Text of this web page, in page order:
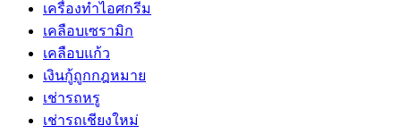
เครื่องทำไอศกรีม
เคลือบเซรามิก
เคลือบแก้ว
เงินกู้ถูกกฎหมาย
เช่ารถหรู
เช่ารถเชียงใหม่